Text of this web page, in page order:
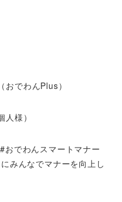
でわんPlus）
様）
おでわんスマートマナー
みんなでマナーを向上し